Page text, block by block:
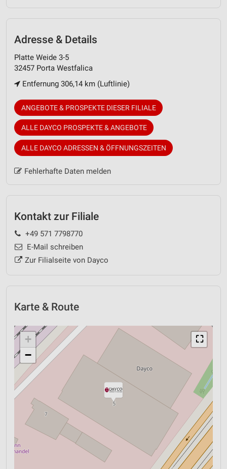
Adresse & Details
Platte Weide 3-5
32457 Porta Westfalica
Entfernung 306,14 km (Luftlinie)
ANGEBOTE & PROSPEKTE DIESER FILIALE
ALLE DAYCO PROSPEKTE & ANGEBOTE
ALLE DAYCO ADRESSEN & ÖFFNUNGSZEITEN
Fehlerhafte Daten melden
Kontakt zur Filiale
+49 571 7798770
E-Mail schreiben
Zur Filialseite von Dayco
Karte & Route
⛶
+
−